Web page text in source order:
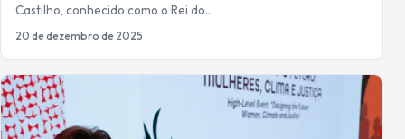
Castilho, conhecido como o Rei do…
20 de dezembro de 2025